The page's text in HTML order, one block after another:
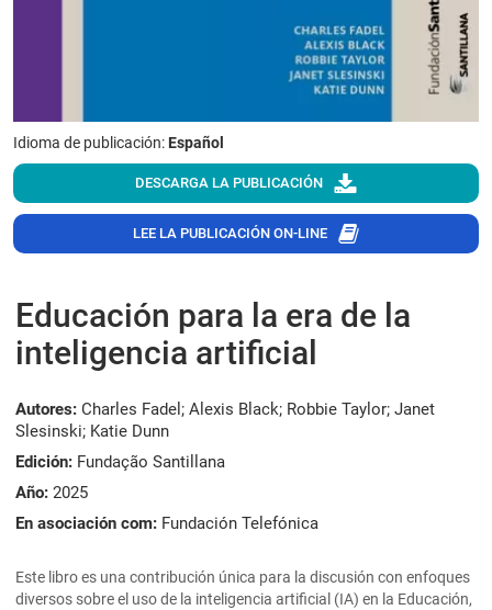
Educación para la era de la
inteligencia artificial
Autores: Charles Fadel; Alexis Black; Robbie Taylor; Janet
Slesinski; Katie Dunn
Edición: Fundação Santillana
Año: 2025
En asociación com: Fundación Telefónica
Este libro es una contribución única para la discusión con enfoques
diversos sobre el uso de la inteligencia artificial (IA) en la Educación,
Idioma de publicación: Español
DESCARGA LA PUBLICACIÓN
LEE LA PUBLICACIÓN ON-LINE